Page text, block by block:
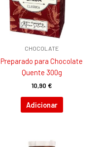
CHOCOLATE
Preparado para Chocolate
Quente 300g
10,90 €
Adicionar